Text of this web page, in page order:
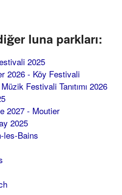
luna parkları:
2025
2026 - Köy Festivali
Festivali Tanıtımı 2026
2027 - Moutier
2025
les-Bains